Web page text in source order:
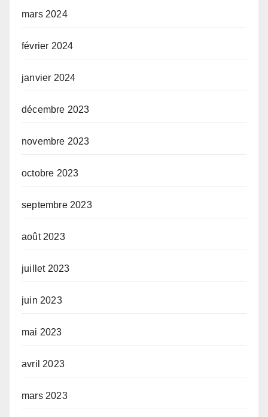
mars 2024
février 2024
janvier 2024
décembre 2023
novembre 2023
octobre 2023
septembre 2023
août 2023
juillet 2023
juin 2023
mai 2023
avril 2023
mars 2023